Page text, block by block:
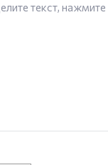
текст, нажмите